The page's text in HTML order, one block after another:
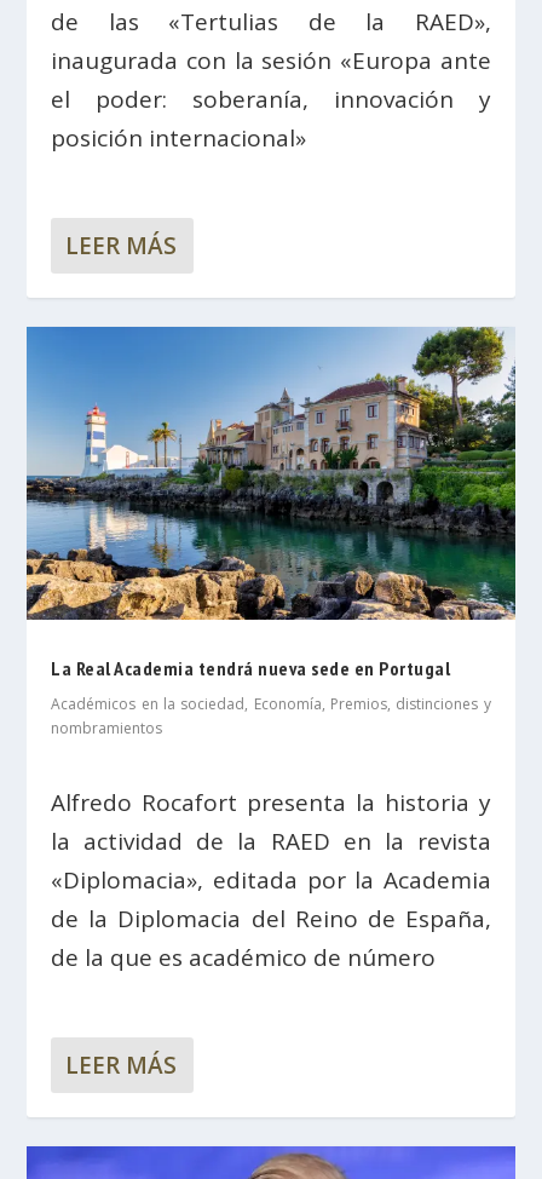
de las «Tertulias de la RAED»,
inaugurada con la sesión «Europa ante
el poder: soberanía, innovación y
posición internacional»
LEER MÁS
La Real Academia tendrá nueva sede en Portugal
Académicos en la sociedad, Economía, Premios, distinciones y
nombramientos
Alfredo Rocafort presenta la historia y
la actividad de la RAED en la revista
«Diplomacia», editada por la Academia
de la Diplomacia del Reino de España,
de la que es académico de número
LEER MÁS